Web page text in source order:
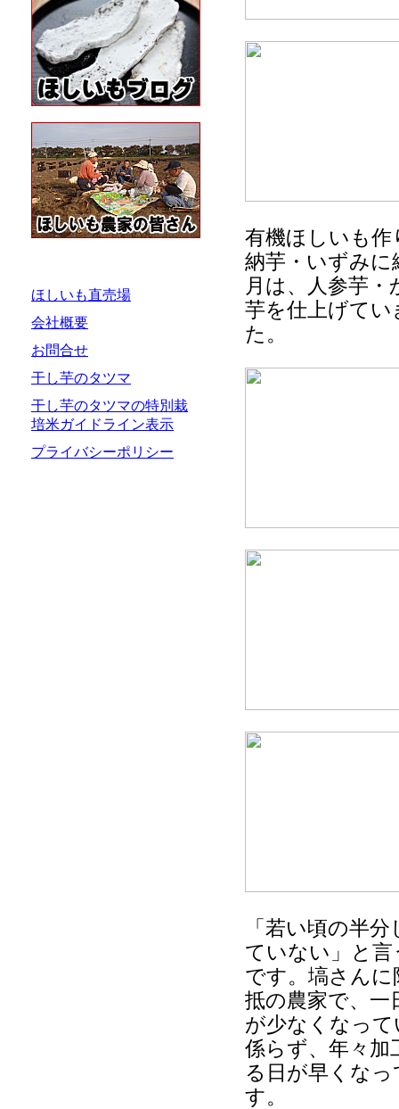
ほしいも直売場
会社概要
お問合せ
干し芋のタツマ
干し芋のタツマの特別栽
培米ガイドライン表示
プライバシーポリシー
有機ほしいも作
納芋・いずみに
月は、人参芋・
芋を仕上げてい
た。
「若い頃の半
ていない」と
です。塙さんに
抵の農家で、一
が少なくなっ
係らず、年々加
る日が早くな
す。